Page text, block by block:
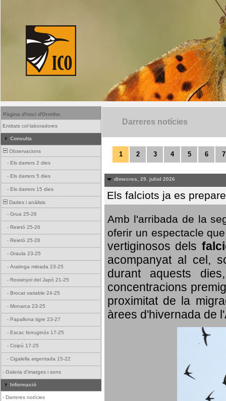
Pàgina d'inici d'Ornitho
Entitats col·laboradores
Consulta
Observacions
- Els darrers 2 dies
- Els darrers 5 dies
- Els darrers 15 dies
Dades i anàlisis
- Grua 25-26
- Reietó 25-26
- Reietó 25-26
- Graula 23-25
- Aratinga mitrada 23-25
- Rossinyol del Japó 21-25
- Brocat variable 24-25
- Monarca 23-25
- Papallona tigre 23-27
- Escac ferruginós 17-25
- Coipú 17-25
- Cigalella argentada 15-22
- Galeria d'imatges i sons
Informació
- Darreres notícies
Darreres notícies
1 2 3 4 5 6 7
dimecres, 29. juliol 2026
Els falciots ja es
Amb l'arribada de la
oferir un espectacle
vertiginosos dels
acompanyat al cel,
durant aquests
concentracions
proximitat de la
àrees d'hivernada de